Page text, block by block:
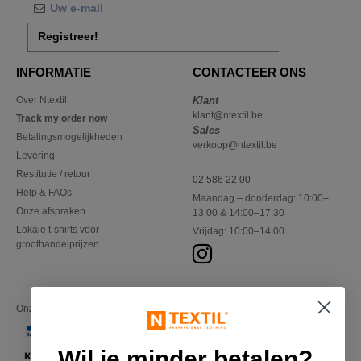
Registreer!
INFORMATIE
Over Ntextil
Track my order now
Betalingsmogelijkheden
Levering
Restitutie / retour
Help & FAQs
Onze afspraken
Lokale t-shirts voor
groothandelprijzen
CONTACTEER ONS
Klant
klant@ntextil.be
Sales
verkoop@ntextil.be
02 586 22 00
Maandag – donderdag: 10:00–
13:00 & 14:00–17:30
Vrijdag: 10:00–14:00
Onze financiële partners